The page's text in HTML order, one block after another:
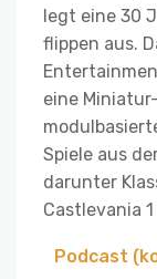
legt eine 30
flippen aus.
eine
Spiele aus
darunter
Castlevania 1
Podcast